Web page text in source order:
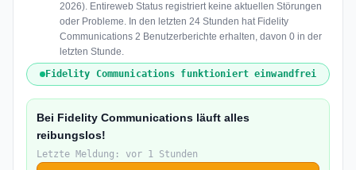
2026). Entireweb Status registriert keine aktuellen Störungen
oder Probleme. In den letzten 24 Stunden hat Fidelity
Communications 2 Benutzerberichte erhalten, davon 0 in der
letzten Stunde.
Fidelity Communications funktioniert einwandfrei
Bei Fidelity Communications läuft alles
reibungslos!
Letzte Meldung: vor 1 Stunden